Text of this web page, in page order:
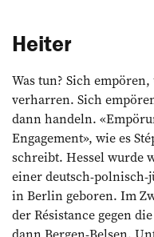
Heiter
Was tun? Sich
verharren. Sich
dann ­handeln.
Engagement», wie es
schreibt. Hessel wurde
einer deutsch-
in Berlin geboren. Im
der Résistance gegen